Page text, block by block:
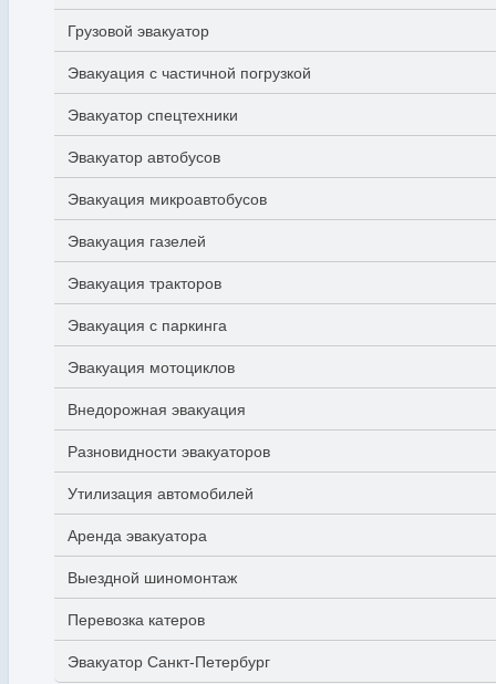
Грузовой эвакуатор
Эвакуация с частичной погрузкой
Эвакуатор спецтехники
Эвакуатор автобусов
Эвакуация микроавтобусов
Эвакуация газелей
Эвакуация тракторов
Эвакуация с паркинга
Эвакуация мотоциклов
Внедорожная эвакуация
Разновидности эвакуаторов
Утилизация автомобилей
Аренда эвакуатора
Выездной шиномонтаж
Перевозка катеров
Эвакуатор Санкт-Петербург